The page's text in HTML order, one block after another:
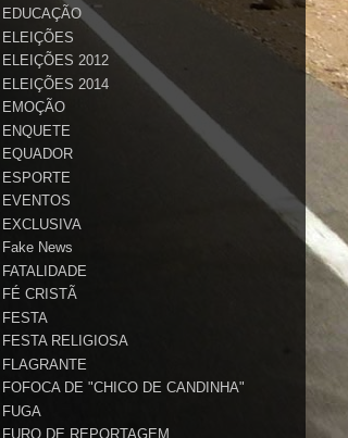
EDUCAÇÃO
ELEIÇÕES
ELEIÇÕES 2012
ELEIÇÕES 2014
EMOÇÃO
ENQUETE
EQUADOR
ESPORTE
EVENTOS
EXCLUSIVA
Fake News
FATALIDADE
FÉ CRISTÃ
FESTA
FESTA RELIGIOSA
FLAGRANTE
FOFOCA DE "CHICO DE CANDINHA"
FUGA
FURO DE REPORTAGEM